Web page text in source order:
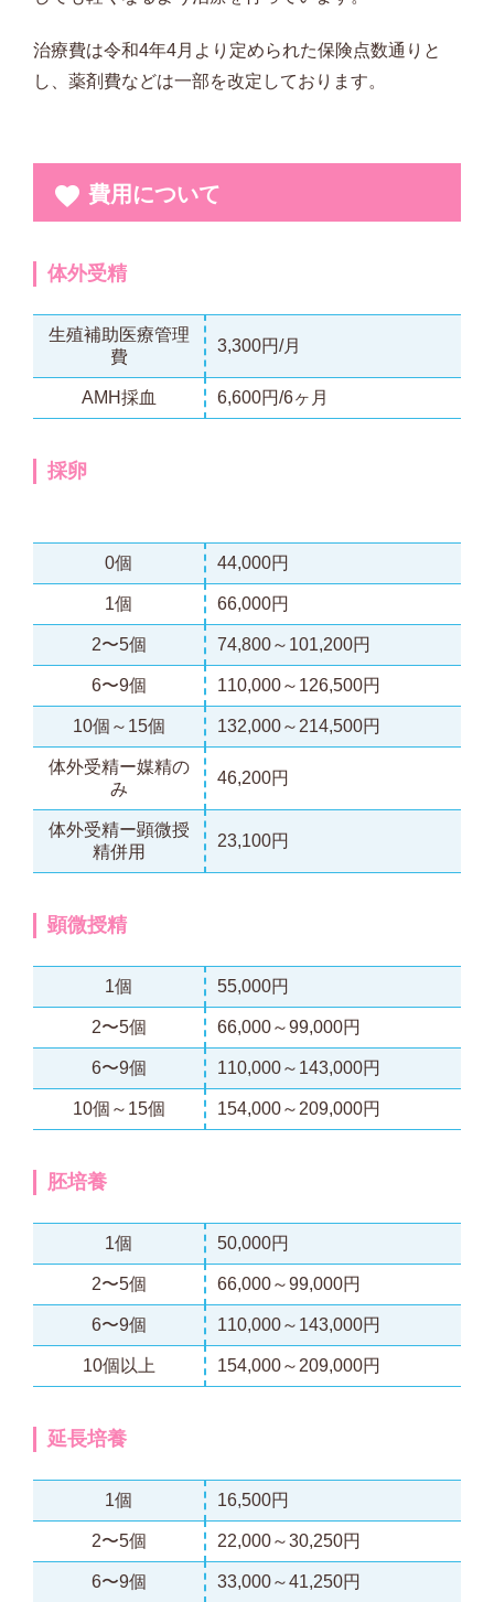
治療費は令和4年4月より定められた保険点数通りと
し、薬剤費などは一部を改定しております。
費用について
体外受精
生殖補助医療管理
費
3,300円/月
AMH採血 6,600円/6ヶ月
採卵
0個 44,000円
1個 66,000円
2〜5個 74,800～101,200円
6〜9個 110,000～126,500円
10個～15個 132,000～214,500円
体外受精ー媒精の
み
46,200円
体外受精ー顕微授
精併用
23,100円
顕微授精
1個 55,000円
2〜5個 66,000～99,000円
6〜9個 110,000～143,000円
10個～15個 154,000～209,000円
胚培養
1個 50,000円
2〜5個 66,000～99,000円
6〜9個 110,000～143,000円
10個以上 154,000～209,000円
延長培養
1個 16,500円
2〜5個 22,000～30,250円
6〜9個 33,000～41,250円